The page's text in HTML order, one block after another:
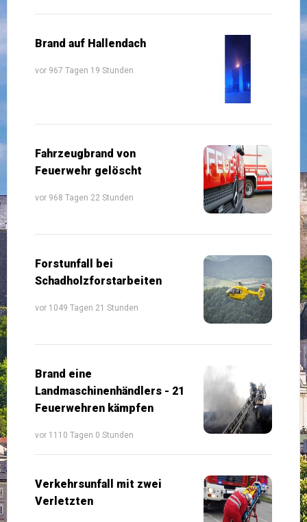
Brand auf Hallendach
vor 967 Tagen 19 Stunden
Fahrzeugbrand von
Feuerwehr gelöscht
vor 968 Tagen 22 Stunden
Forstunfall bei
Schadholzforstarbeiten
vor 1049 Tagen 21 Stunden
Brand eine
Landmaschinenhändlers - 21
Feuerwehren kämpfen
vor 1110 Tagen 0 Stunden
Verkehrsunfall mit zwei
Verletzten